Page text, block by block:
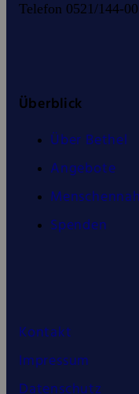
Telefon 0521/144-00
Überblick
Über Bethel
Angebote
Menschennah
Spenden
Kontakt
Impressum